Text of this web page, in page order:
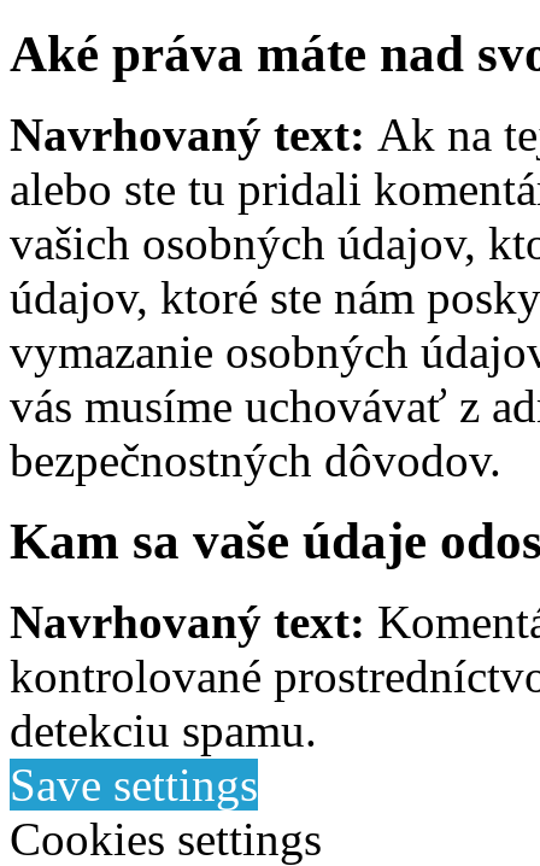
Aké práva máte nad
Navrhovaný text: Ak na
alebo ste tu pridali
vašich osobných údajov,
údajov, ktoré ste nám
vymazanie osobných
vás musíme uchovávať z
bezpečnostných dôvodov.
Kam sa vaše údaje
Navrhovaný text:
kontrolované
detekciu spamu.
Save settings
Cookies settings